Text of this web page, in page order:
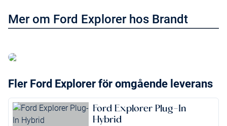
Mer om Ford Explorer hos Brandt
Fler Ford Explorer för omgående leverans
Ford Explorer Plug-In
Hybrid